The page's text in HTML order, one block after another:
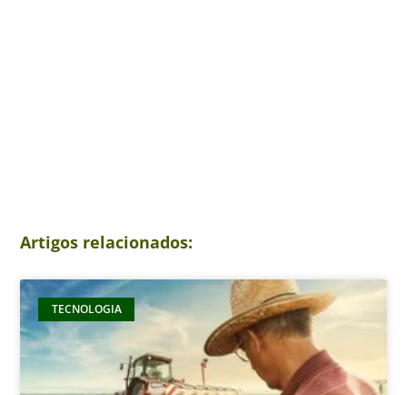
Artigos relacionados:
TECNOLOGIA